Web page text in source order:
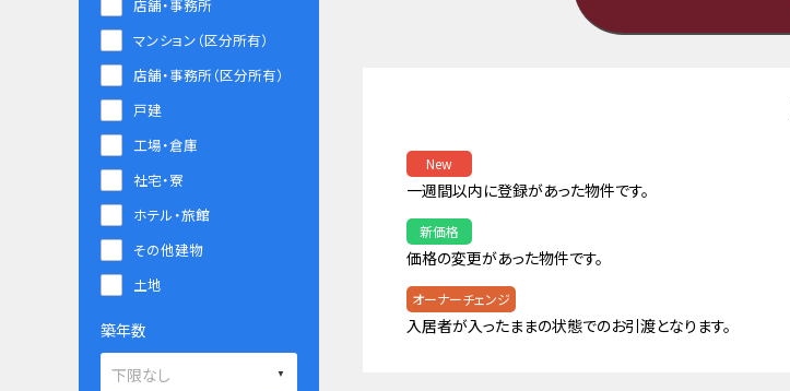
New
一週間以内に登録があった物件です。
新価格
価格の変更があった物件です。
オーナーチェンジ
入居者が入ったままの状態でのお引渡となります。
店舗・事務所
マンション（区分所有）
店舗・事務所（区分所有）
戸建
工場・倉庫
社宅・寮
ホテル・旅館
その他建物
土地
築年数